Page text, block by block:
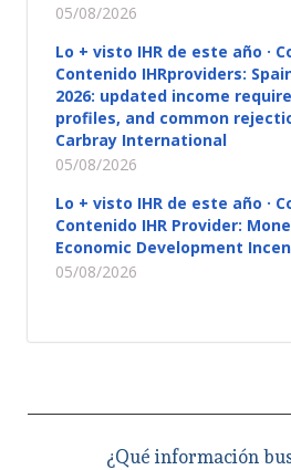
05/08/2026
Lo + visto IHR de este año ·
Contenido IHRproviders:
2026: updated income
profiles, and common
Carbray International
05/08/2026
Lo + visto IHR de este año ·
Contenido IHR Provider:
Economic Development
05/08/2026
¿Qué información